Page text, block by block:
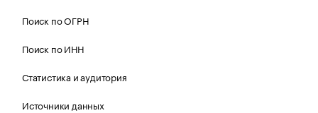
Поиск по ОГРН
Поиск по ИНН
Статистика и аудитория
Источники данных